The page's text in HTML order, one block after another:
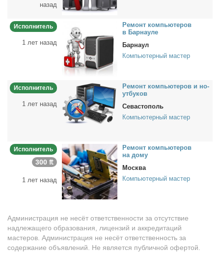
назад
Исполнитель
1 лет назад
Ре­монт ком­пью­те­ров
в Бар­нау­ле
Барнаул
Компьютерный мастер
Исполнитель
1 лет назад
Ре­монт ком­пью­те­ров и но­
ут­бу­ков
Севастополь
Компьютерный мастер
Исполнитель
300 ₶
1 лет назад
Ре­монт ком­пью­те­ров
на до­му
Москва
Компьютерный мастер
Администрация не несёт ответственности за отсутствие
надлежащего образования, лицензий и аккредитаций
мастеров. Администрация не несёт ответственность за
содержание объявлений. Не является публичной офертой.